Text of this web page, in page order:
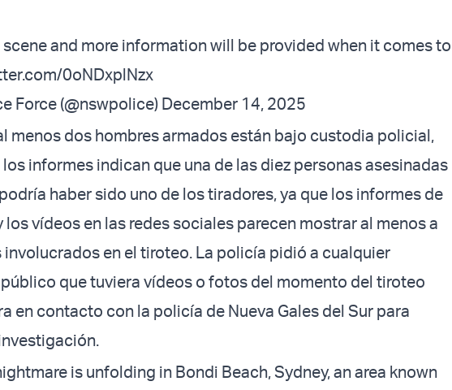
scene and more information will be provided when it comes to
0oNDxplNzx
Force (@nswpolice) December 14, 2025
menos dos hombres armados están bajo custodia policial,
informes indican que una de las diez personas asesinadas
haber sido uno de los tiradores, ya que los informes de
vídeos en las redes sociales parecen mostrar al menos a
involucrados en el tiroteo. La policía pidió a cualquier
que tuviera vídeos o fotos del momento del tiroteo
en contacto con la policía de Nueva Gales del Sur para
is unfolding in Bondi Beach, Sydney, an area known